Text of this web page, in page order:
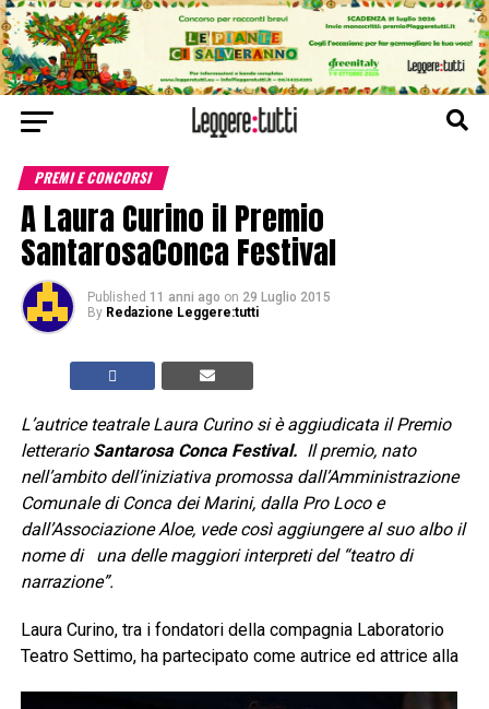
PREMI E CONCORSI
A Laura Curino il Premio
SantarosaConca Festival
Published 11 anni ago on 29 Luglio 2015
By Redazione Leggere:tutti
L’autrice teatrale Laura Curino si è aggiudicata il Premio
letterario Santarosa Conca Festival. Il premio, nato
nell’ambito dell’iniziativa promossa dall’Amministrazione
Comunale di Conca dei Marini, dalla Pro Loco e
dall’Associazione Aloe, vede così aggiungere al suo albo il
nome di una delle maggiori interpreti del “teatro di
narrazione”.
Laura Curino, tra i fondatori della compagnia Laboratorio
Teatro Settimo, ha partecipato come autrice ed attrice alla